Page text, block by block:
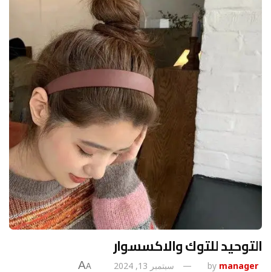
التوحيد للتوك والاكسسوار
by manager سبتمبر 13, 2024 A
A